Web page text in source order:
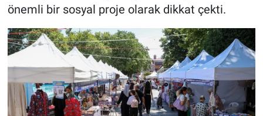
önemli bir sosyal proje olarak dikkat çekti.